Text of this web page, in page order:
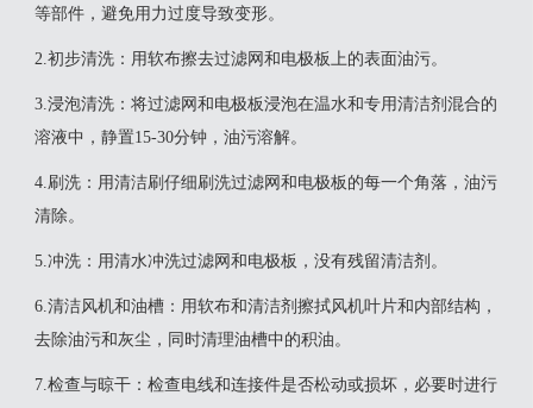
等部件，避免用力过度导致变形。
‌2.初步清洗‌：用软布擦去过滤网和电极板上的表面油污。
‌3.浸泡清洗‌：将过滤网和电极板浸泡在温水和专用清洁剂混合的
溶液中，静置15-30分钟，油污溶解。
‌4.刷洗‌：用清洁刷仔细刷洗过滤网和电极板的每一个角落，油污
清除。
‌5.冲洗‌：用清水冲洗过滤网和电极板，没有残留清洁剂。
‌6.清洁风机和油槽‌：用软布和清洁剂擦拭风机叶片和内部结构，
去除油污和灰尘，同时清理油槽中的积油。
‌7.检查与晾干‌：检查电线和连接件是否松动或损坏，必要时进行